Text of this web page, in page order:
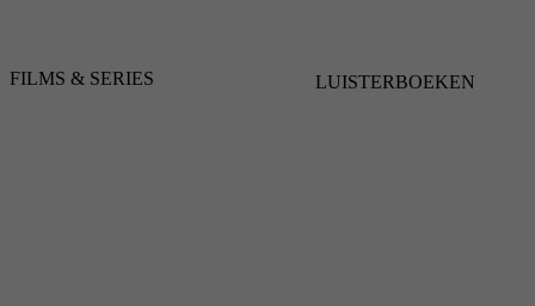
FILMS & SERIES LUISTERBOEKEN